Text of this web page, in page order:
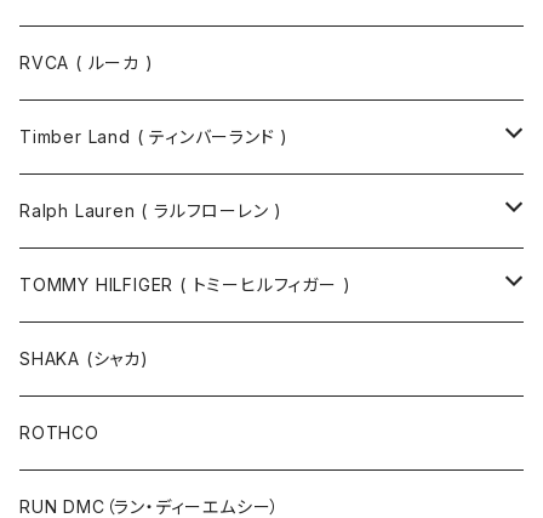
RVCA ( ルーカ )
Timber Land ( ティンバーランド )
ソックス
半袖Tシャツ
長袖Tシャツ
キャップ
ニットキャップ / ビーニー
Ralph Lauren ( ラルフローレン )
シャツ
帽子
ニットキャップ / ビーニー
キャップ
マフラー / ストール
シューズ
TOMMY HILFIGER ( トミーヒルフィガー )
ジャケット
SHAKA (シャカ)
ROTHCO
RUN DMC（ラン・ディーエムシー）